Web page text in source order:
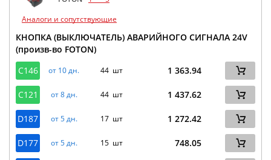
Аналоги и сопутствующие
КНОПКА (ВЫКЛЮЧАТЕЛЬ) АВАРИЙНОГО СИГНАЛА 24V
(произв-во FOTON)
C146
от 10 дн. 44 шт 1 363.94
C121 от 8 дн. 44 шт 1 437.62
D187 от 5 дн. 17 шт 1 272.42
D177 от 5 дн. 15 шт 748.05